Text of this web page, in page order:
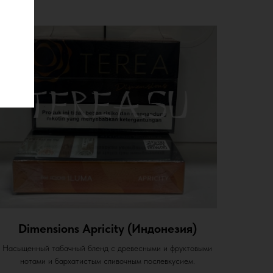
Dimensions Apricity (Индонезия)
Насыщенный табачный бленд с древесными и фруктовыми
нотами и бархатистым сливочным послевкусием.